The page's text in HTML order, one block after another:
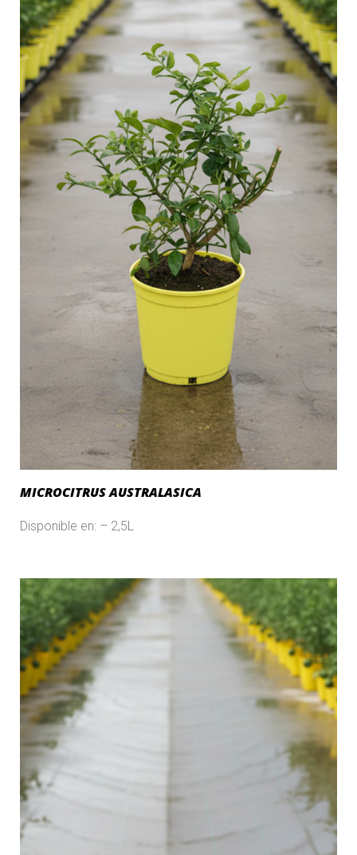
MICROCITRUS AUSTRALASICA
Disponible en: – 2,5L